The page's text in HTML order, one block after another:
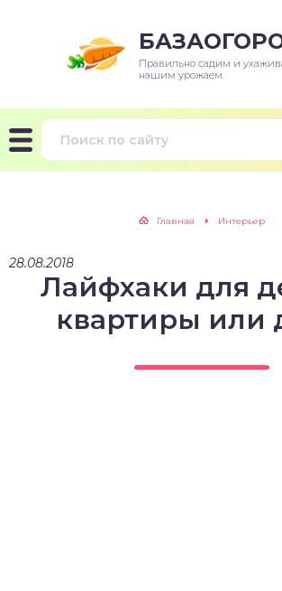
Правильно садим и
нашим урожаем.
Главная Интерьер
28.08.2018
Лайфхаки для
квартиры или